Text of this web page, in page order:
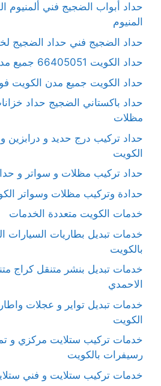
حداد أبواب الضجيج فني ألمنيوم
المنيوم
حداد الضجيج فني حداد الضجيج
حداد الكويت 66405051 جميع مدن الكويت
حداد الكويت جميع مدن الكويت
حداد باكستاني الضجيج حداد
مظلات
حداد تركيب درج حديد و درابزين
الكويت
حداد تركيب مظلات و سواتر و
حدادة وتركيب مظلات وسواتر
خدمات الكويت متعددة الخدمات
خدمات تبديل بطاريات السيارات
بالكويت
خدمات تبديل بنشر متنقل كراج
الاحمدي
خدمات تبديل تواير و عجلات
الكويت
خدمات تركيب ستلايت مركزي و
رسيفرات بالكويت
خدمات تركيب ستلايت و فني